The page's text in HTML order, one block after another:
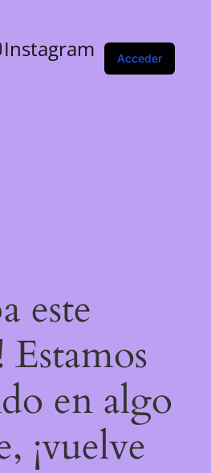
Instagram Acceder
este
Estamos
en algo
¡vuelve